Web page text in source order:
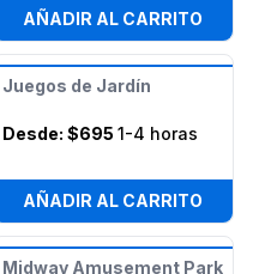
AÑADIR AL CARRITO
Juegos de Jardín
Desde: $695 1-4 horas
AÑADIR AL CARRITO
Midway Amusement Park